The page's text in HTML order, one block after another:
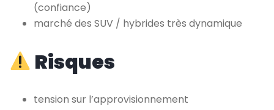
(confiance)
marché des SUV / hybrides très dynamique
Risques
tension sur l’approvisionnement